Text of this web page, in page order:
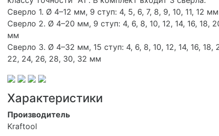
Сверло 1. Ø 4–12 мм, 9 ступ: 4, 5, 6, 7, 8, 9, 10, 11, 12 мм
Сверло 2. Ø 4–20 мм, 9 ступ: 4, 6, 8, 10, 12, 14, 16, 18,
мм
Сверло 3. Ø 4–32 мм, 15 ступ: 4, 6, 8, 10, 12, 14, 16, 18,
22, 24, 26, 28, 30, 32 мм
Характеристики
Производитель
Kraftool